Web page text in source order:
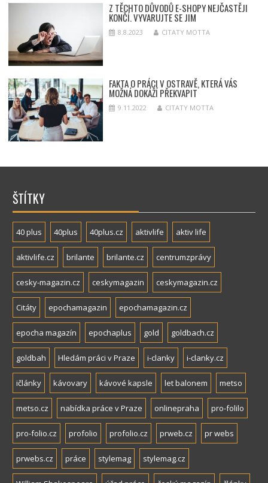
Z TĚCHTO DŮVODŮ E-SHOPY NEJČASTĚJI
KONČÍ. VYVARUJTE SE JIM
8.8.2023 CITATY MOTTA
FAKTA O PRÁCI V OSTRAVĚ, KTERÁ VÁS
MOŽNÁ DOKÁŽÍ PŘEKVAPIT
9.11.2022 CITATY MOTTA
ŠTÍTKY
40 plus 40plus 40plus.cz aktivlife aktiv life
aktivlife.cz brilante brilante.cz centrumzprávy
cesky-magazin.cz ceskymagazin ceskymagazin.cz
Citáty epochamagazin epochamagazin.cz
epocha magazín epochaplus gold goldbach.cz
goldbah Hledám práci v Praze i-clanky i-clanky.cz
ičlánky kávovary kávové kapsle let balonem metso
metso.cz nabídka práce v Praze onlinepraha pro-folilo
pro-folio.cz profolio profolio.cz prweb.cz pr webs
prwebs.cz práce stylemag stylemag.cz